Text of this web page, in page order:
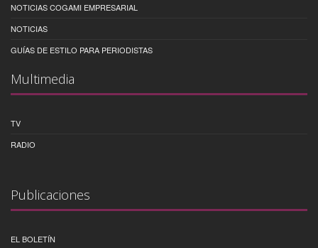
NOTICIAS COGAMI EMPRESARIAL
NOTICIAS
GUÍAS DE ESTILO PARA PERIODISTAS
Multimedia
TV
RADIO
Publicaciones
EL BOLETÍN